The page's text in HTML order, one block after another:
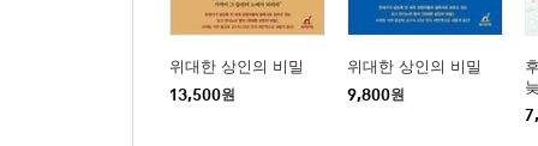
위대한 상인의 비밀
13,500원
위대한 상인의 비밀
9,800원